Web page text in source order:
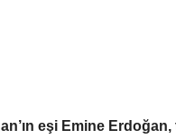
eşi Emine